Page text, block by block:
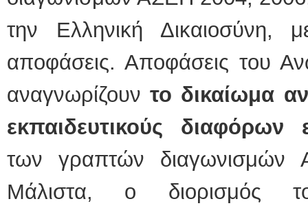
την Ελληνική Δικαιοσύνη,
αποφάσεις. Αποφάσεις του
αναγνωρίζουντο δικαίωμα
εκπαιδευτικούς διαφόρων
των γραπτών
Μάλιστα, ο διορισμός